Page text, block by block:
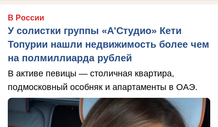
В России
У солистки группы «А'Студио» Кети
Топурии нашли недвижимость более чем
на полмиллиарда рублей
В активе певицы — столичная квартира,
подмосковный особняк и апартаменты в ОАЭ.